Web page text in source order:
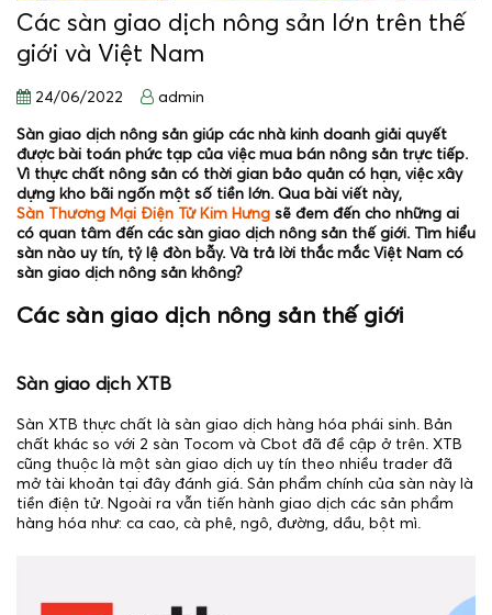
Các sàn giao dịch nông sản lớn trên thế
giới và Việt Nam
24/06/2022 admin
Sàn giao dịch nông sản giúp các nhà kinh doanh giải quyết
được bài toán phức tạp của việc mua bán nông sản trực tiếp.
Vì thực chất nông sản có thời gian bảo quản có hạn, việc xây
dựng kho bãi ngốn một số tiền lớn. Qua bài viết này,
Sàn Thương Mại Điện Tử Kim Hưng sẽ đem đến cho những ai
có quan tâm đến các sàn giao dịch nông sản thế giới. Tìm hiểu
sàn nào uy tín, tỷ lệ đòn bẫy. Và trả lời thắc mắc Việt Nam có
sàn giao dịch nông sản không?
Các sàn giao dịch nông sản thế giới
Sàn giao dịch XTB
Sàn XTB thực chất là sàn giao dịch hàng hóa phái sinh. Bản
chất khác so với 2 sàn Tocom và Cbot đã đề cập ở trên. XTB
cũng thuộc là một sàn giao dịch uy tín theo nhiều trader đã
mở tài khoản tại đây đánh giá. Sản phẩm chính của sàn này là
tiền điện tử. Ngoài ra vẫn tiến hành giao dịch các sản phẩm
hàng hóa như: ca cao, cà phê, ngô, đường, dầu, bột mì.